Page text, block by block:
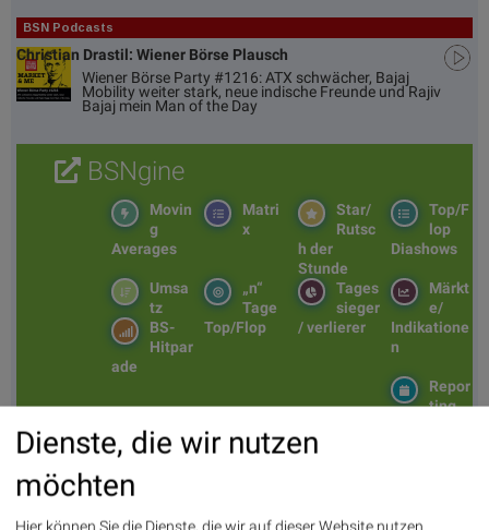
BSN Podcasts
Christian Drastil: Wiener Börse Plausch
Wiener Börse Party #1216: ATX schwächer, Bajaj
Mobility weiter stark, neue indische Freunde und Rajiv
Bajaj mein Man of the Day
BSNgine
Top/F
lop
Diashows
Star/
Rutsc
h der
Stunde
Matri
x
Movin
g
Averages
Märkt
e/
Indikatione
n
Tages
sieger
/ verlierer
„n“
Tage
Top/Flop
Umsa
tz
BS-
Hitpar
ade
Repor
ting
Aktien auf dem Radar:
Semperit
EuroTeleSites AG Flughafen Wien Porr SBO
Athos
Dienste, die wir nutzen
möchten